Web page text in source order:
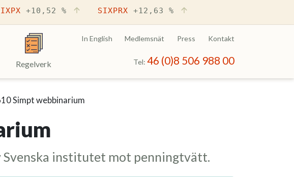
+10,52 % SIXPRX+12,63 %
(Aktuell sida)
Regelverk
In English Medlemsnät Press Kontakt
Tel: 46 (0)8 506 988 00
Simpt webbinarium
Svenska institutet mot penningtvätt.